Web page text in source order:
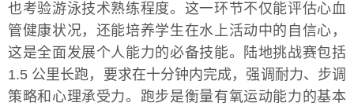
也考验游泳技术熟练程度。这一环节不仅能评估心血
管健康状况，还能培养学生在水上活动中的自信心，
这是全面发展个人能力的必备技能。陆地挑战赛包括
1.5 公里长跑，要求在十分钟内完成，强调耐力、步调
策略和心理承受力。跑步是衡量有氧运动能力的基本